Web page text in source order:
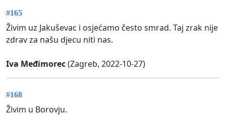
#165
Živim uz Jakuševac i osjećamo često smrad. Taj zrak nije
zdrav za našu djecu niti nas.
Iva Međimorec(Zagreb, 2022-10-27)
#168
Živim u Borovju.